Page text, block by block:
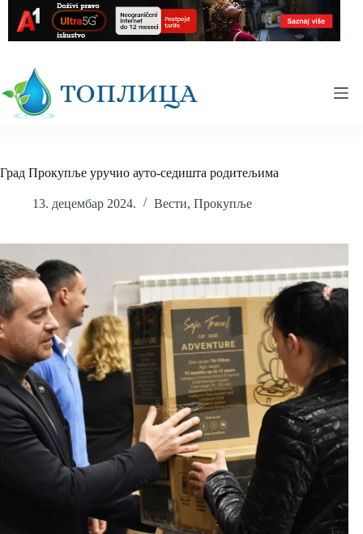
content
Град Прокупље уручио ауто-седишта родитељима
13. децембар 2024. Вести, Прокупље